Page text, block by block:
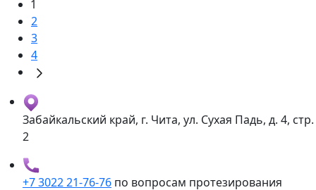
1
2
3
4
Забайкальский край, г. Чита, ул. Сухая Падь, д. 4, стр.
2
+7 3022 21-76-76 по вопросам протезирования